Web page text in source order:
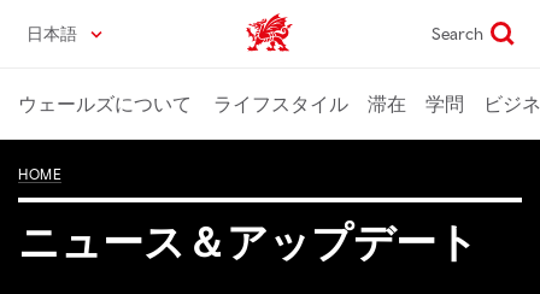
content
日本語 Wales home Search
ウェールズについて ライフスタイル 滞在 学問 ビジ
HOME
ニュース＆アップデート